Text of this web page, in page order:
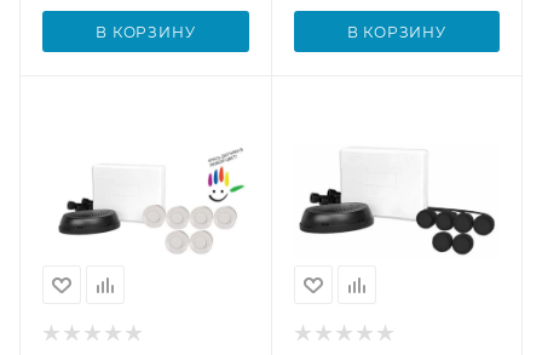
В КОРЗИНУ В КОРЗИНУ